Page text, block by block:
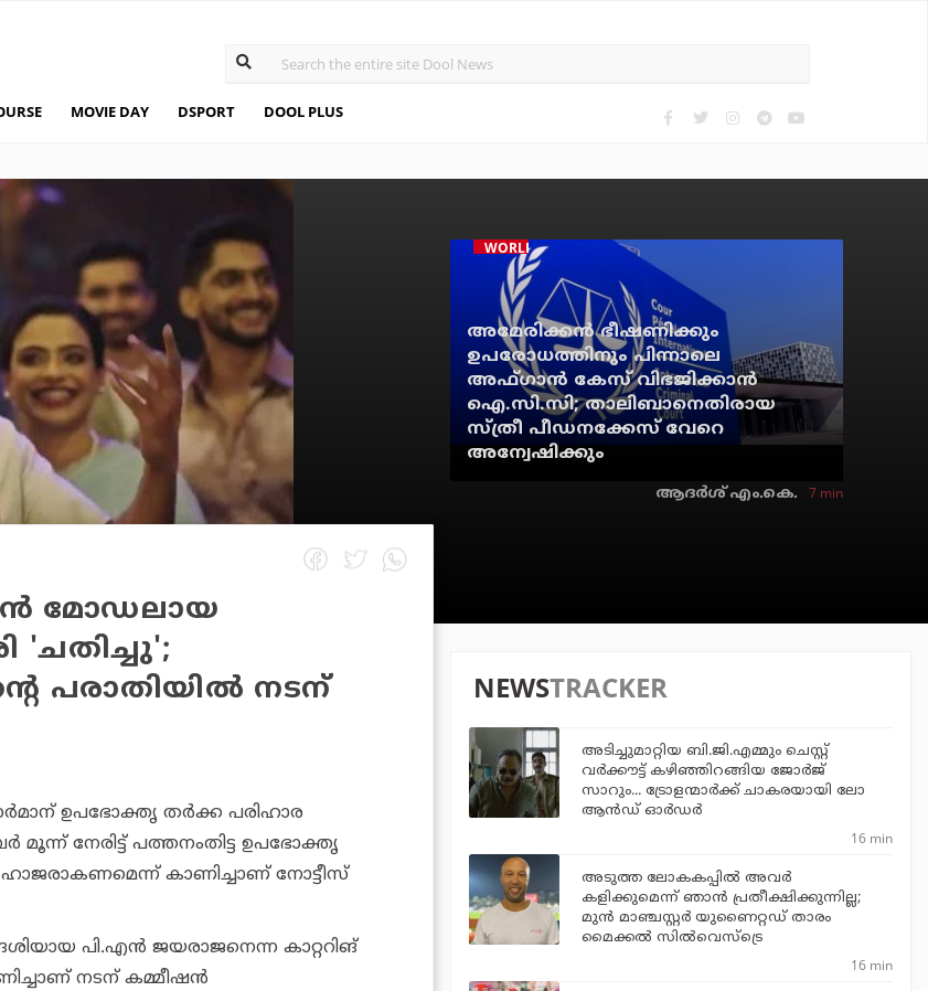
MOVIE DAY DSPORT DOOL PLUS
WORLD NEWS
അമേരിക്കന്‍ ഭീഷണിക്കും
ഉപരോധത്തിനും പിന്നാലെ
അഫ്ഗാന്‍ കേസ് വിഭജിക്കാന്‍
ഐ.സി.സി; താലിബാനെതിരായ
സ്ത്രീ പീഡനക്കേസ് വേറെ
അന്വേഷിക്കും
ആദർശ് എം.കെ. 7 min
മോഡലായ
'ചതിച്ചു';
പരാതിയില്‍ നടന്
ഉപഭോക്തൃ തര്‍ക്ക പരിഹാര
മൂന്ന് നേരിട്ട് പത്തനംതിട്ട ഉപഭോക്തൃ
കാണിച്ചാണ് നോട്ടീസ്
പി.എന്‍ ജയരാജനെന്ന കാറ്ററിങ്
നടന് കമ്മീഷന്‍
NEWSTRACKER
അടിച്ചുമാറ്റിയ ബി.ജി.എമ്മും ചെസ്റ്റ്
വര്‍ക്കൗട്ട് കഴിഞ്ഞിറങ്ങിയ ജോര്‍ജ്
സാറും... ട്രോളന്മാര്‍ക്ക് ചാകരയായി ലോ
ആന്‍ഡ് ഓര്‍ഡര്‍
16 min
അടുത്ത ലോകകപ്പില്‍ അവര്‍
കളിക്കുമെന്ന് ഞാന്‍ പ്രതീക്ഷിക്കുന്നില്ല;
മുന്‍ മാഞ്ചസ്റ്റര്‍ യുണൈറ്റഡ് താരം
മൈക്കൽ സില്‍വെസ്‌ട്രെ
16 min